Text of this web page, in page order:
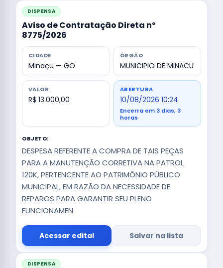
DISPENSA
Aviso de Contratação Direta nº
8775/2026
CIDADE
Minaçu — GO
ÓRGÃO
MUNICIPIO DE MINACU
VALOR
R$ 13.000,00
ABERTURA
10/08/2026 10:24
Encerra em 3 dias, 3
horas
OBJETO:
DESPESA REFERENTE A COMPRA DE TAIS PEÇAS
PARA A MANUTENÇÃO CORRETIVA NA PATROL
120K, PERTENCENTE AO PATRIMÔNIO PÚBLICO
MUNICIPAL, EM RAZÃO DA NECESSIDADE DE
REPAROS PARA GARANTIR SEU PLENO
FUNCIONAMEN
Acessar edital Salvar na lista
DISPENSA